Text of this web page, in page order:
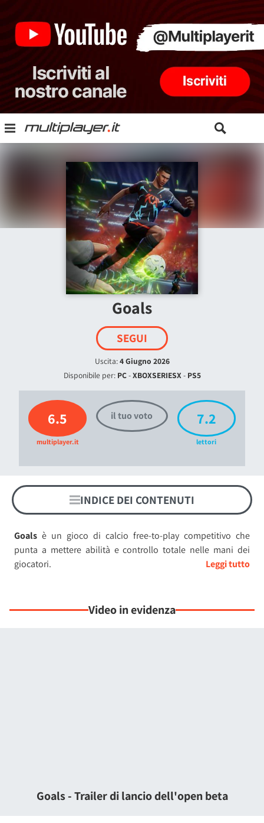
Goals
SEGUI
Uscita:4 Giugno 2026
Disponibile per: PC-XBOXSERIESX- PS5
6.5
multiplayer.it
il tuo voto 7.2
lettori
INDICE DEI CONTENUTI
Goals è un gioco di calcio free-to-play competitivo che
punta a mettere abilità e controllo totale nelle mani dei
giocatori.
scalare le classifiche e dimostrare il proprio talento partita
mentre i membri della rosa possono essere migliorati nel
Video in evidenza
Goals - Trailer di lancio dell'open beta